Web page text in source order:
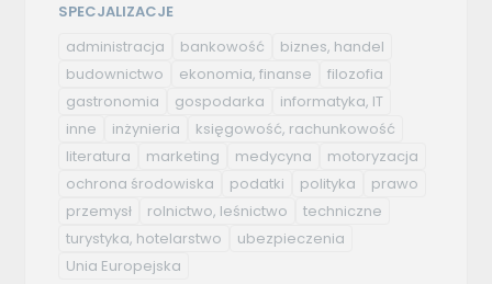
SPECJALIZACJE
administracja
bankowość
biznes, handel
budownictwo
ekonomia, finanse
filozofia
gastronomia
gospodarka
informatyka, IT
inne
inżynieria
księgowość, rachunkowość
literatura
marketing medycyna
motoryzacja
ochrona środowiska
podatki polityka
prawo
przemysł
rolnictwo, leśnictwo
techniczne
turystyka, hotelarstwo
ubezpieczenia
Unia Europejska